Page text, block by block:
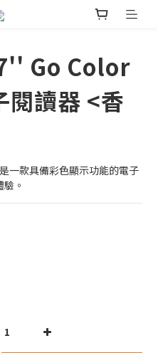
Go Color
讀器 <香
一款具備彩色顯示功能的電子
。